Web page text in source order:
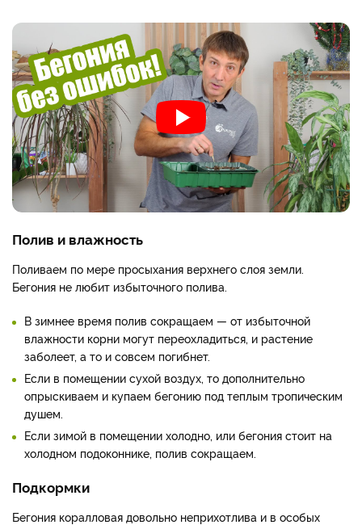
Полив и влажность
Поливаем по мере просыхания верхнего слоя земли.
Бегония не любит избыточного полива.
В зимнее время полив сокращаем — от избыточной
влажности корни могут переохладиться, и растение
заболеет, а то и совсем погибнет.
Если в помещении сухой воздух, то дополнительно
опрыскиваем и купаем бегонию под теплым тропическим
душем.
Если зимой в помещении холодно, или бегония стоит на
холодном подоконнике, полив сокращаем.
Подкормки
Бегония коралловая довольно неприхотлива и в особых